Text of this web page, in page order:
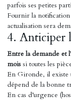
parfois ses petites
Fournir la notification
actualisation sera
4. Anticiper
Entre la demande et
mois si toutes les
En Gironde, il existe
dépend de la bonne
En cas d’urgence